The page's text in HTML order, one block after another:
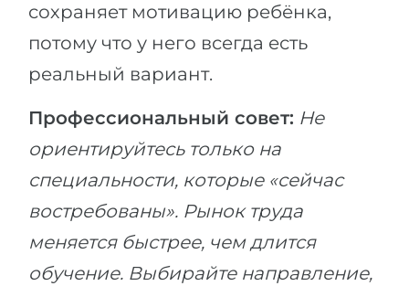
сохраняет мотивацию ребёнка,
потому что у него всегда есть
реальный вариант.
Профессиональный совет: Не
ориентируйтесь только на
специальности, которые «сейчас
востребованы». Рынок труда
меняется быстрее, чем длится
обучение. Выбирайте направление,